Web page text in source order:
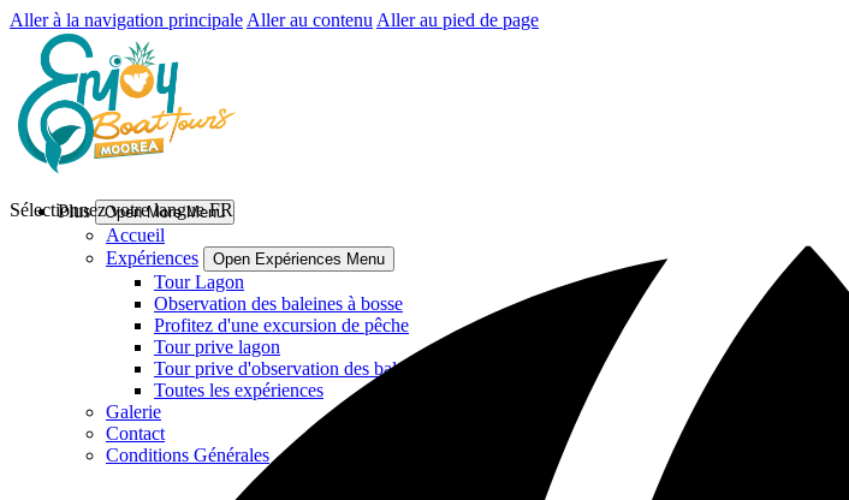
Aller à la navigation principale Aller au contenu Aller au pied de page
Plus Open More Menu
Accueil
Expériences
Open Expériences Menu
Tour Lagon
Observation des baleines à bosse
Profitez d'une excursion de pêche
Tour prive lagon
Tour prive d'observation des baleines a bosse
Toutes les expériences
Galerie
Contact
Conditions Générales
Sélectionnez votre langue FR